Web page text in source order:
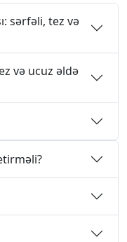
sərfəli, tez və
və ucuz əldə